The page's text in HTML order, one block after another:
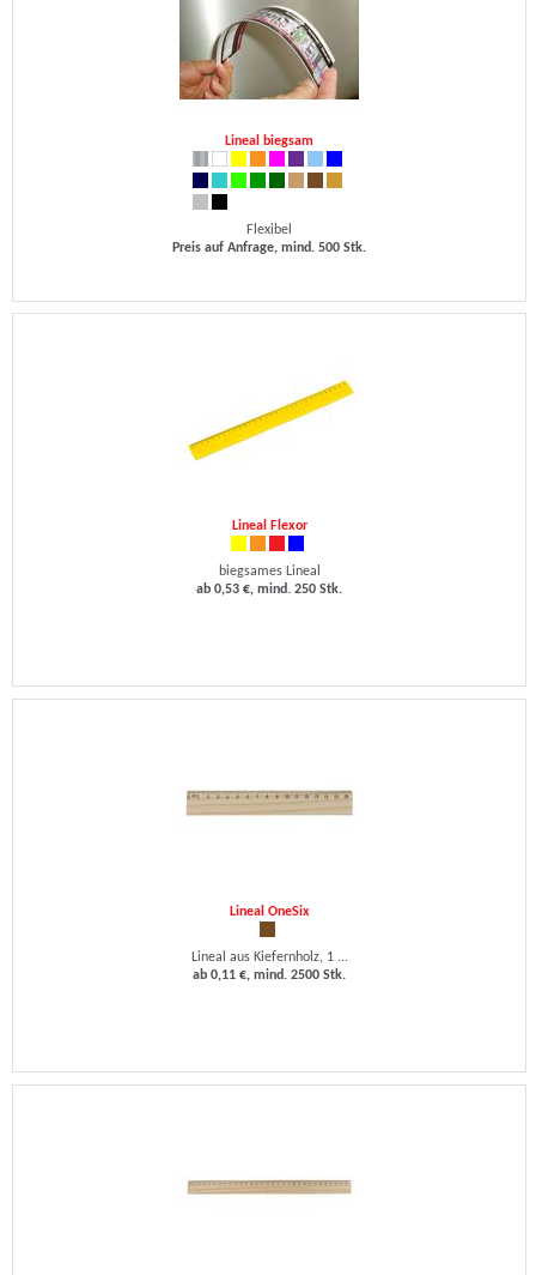
Lineal biegsam
Flexibel
Preis auf Anfrage, mind. 500 Stk.
Lineal Flexor
biegsames Lineal
ab 0,53 €, mind. 250 Stk.
Lineal OneSix
Lineal aus Kiefernholz, 1 ...
ab 0,11 €, mind. 2500 Stk.